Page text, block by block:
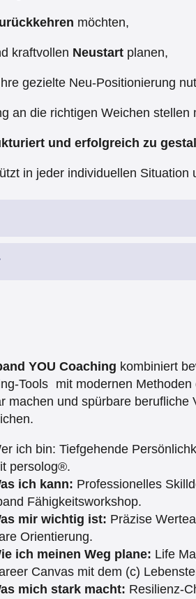
möchten,
kraftvollen Neustart planen,
gezielte Neu-Positionierung
an die richtigen Weichen stellen
und erfolgreich zu
in jeder individuellen Situation
YOU Coaching kombiniert
mit modernen Methoden
machen und spürbare berufliche
ich bin: Tiefgehende
persolog®.
ich kann: Professionelles
Fähigkeitsworkshop.
mir wichtig ist: Präzise
Orientierung.
ich meinen Weg plane: Life
Canvas mit dem (c)
mich stark macht: